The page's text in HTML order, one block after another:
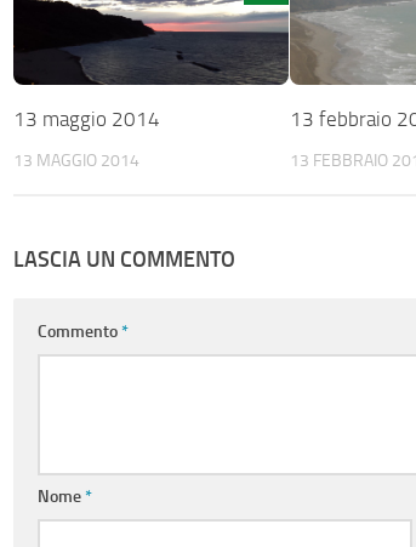
13 maggio 2014
13 MAGGIO 2014
13 febbraio
13 FEBBRAIO
LASCIA UN COMMENTO
Commento*
Nome*